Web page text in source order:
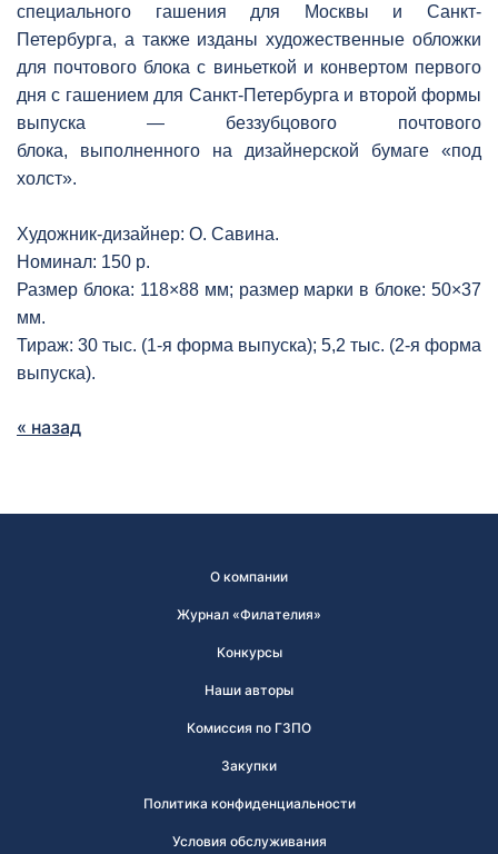
специального гашения для Москвы и Санкт-
Петербурга, а также изданы художественные обложки
для почтового блока с виньеткой и конвертом первого
дня с гашением для Санкт-Петербурга и второй формы
выпуска — беззубцового почтового
блока, выполненного на дизайнерской бумаге «под
холст».
Художник-дизайнер: О. Савина.
Номинал: 150 р.
Размер блока: 118×88 мм; размер марки в блоке: 50×37
мм.
Тираж: 30 тыс. (1-я форма выпуска); 5,2 тыс. (2-я форма
выпуска).
« назад
О компании
Журнал «Филателия»
Конкурсы
Наши авторы
Комиссия по ГЗПО
Закупки
Политика конфиденциальности
Условия обслуживания